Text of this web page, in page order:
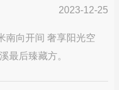
2023-12-25
南向开间 奢享阳光空
最后臻藏方。